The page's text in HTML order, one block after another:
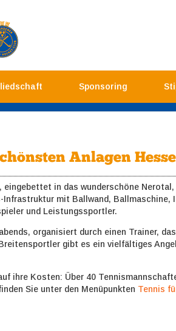
Sponsoring
Anlagen
in das wunderschöne
mit Ballwand,
und Leistungssportler.
organisiert durch einen Trainer,
gibt es ein vielfältiges
ihre Kosten: Über 40
Sie unter den Menüpunkten Tennis